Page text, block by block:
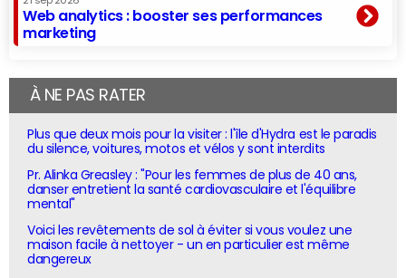
Web analytics : booster ses performances
marketing
À NE PAS RATER
Plus que deux mois pour la visiter : l'île d'Hydra est le paradis
du silence, voitures, motos et vélos y sont interdits
Pr. Alinka Greasley : "Pour les femmes de plus de 40 ans,
danser entretient la santé cardiovasculaire et l'équilibre
mental"
Voici les revêtements de sol à éviter si vous voulez une
maison facile à nettoyer - un en particulier est même
dangereux